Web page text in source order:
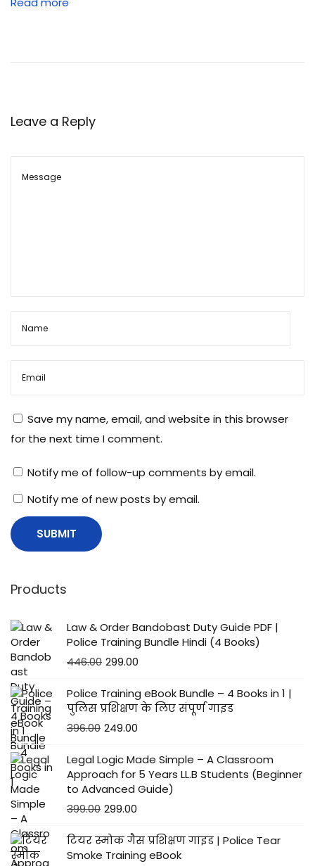
7
M
ते
स
म
ध्या
न
में
ख
वा
ली
बा
ते
Leave a Reply
Save my name, email, and website in this browser
for the next time I comment.
Notify me of follow-up comments by email.
Notify me of new posts by email.
Products
Law & Order Bandobast Duty Guide PDF |
Police Training Bundle Hindi (4 Books)
446.00 299.00
Police Training eBook Bundle – 4 Books in 1 |
पुलिस प्रशिक्षण के लिए संपूर्ण गाइड
396.00 249.00
Legal Logic Made Simple – A Classroom
Approach for 5 Years LL.B Students (Beginner
to Advanced Guide)
399.00 299.00
टियर स्मोक गैस प्रशिक्षण गाइड | Police Tear
Smoke Training eBook